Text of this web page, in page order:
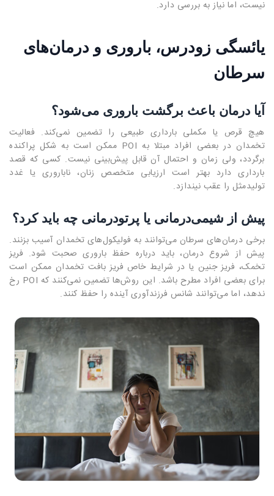
نیست، اما نیاز به بررسی دارد.
یائسگی زودرس، باروری و درمان‌های
سرطان
آیا درمان باعث برگشت باروری می‌شود؟
هیچ قرص یا مکملی بارداری طبیعی را تضمین نمی‌کند. فعالیت
تخمدان در بعضی افراد مبتلا به POI ممکن است به شکل پراکنده
برگردد، ولی زمان و احتمال آن قابل پیش‌بینی نیست. کسی که قصد
بارداری دارد بهتر است ارزیابی متخصص زنان، ناباروری یا غدد
تولیدمثل را عقب نیندازد.
پیش از شیمی‌درمانی یا پرتودرمانی چه باید کرد؟
برخی درمان‌های سرطان می‌توانند به فولیکول‌های تخمدان آسیب بزنند.
پیش از شروع درمان، باید درباره حفظ باروری صحبت شود. فریز
تخمک، فریز جنین یا در شرایط خاص فریز بافت تخمدان ممکن است
برای بعضی افراد مطرح باشد. این روش‌ها تضمین نمی‌کنند که POI رخ
ندهد، اما می‌توانند شانس فرزندآوری آینده را حفظ کنند.